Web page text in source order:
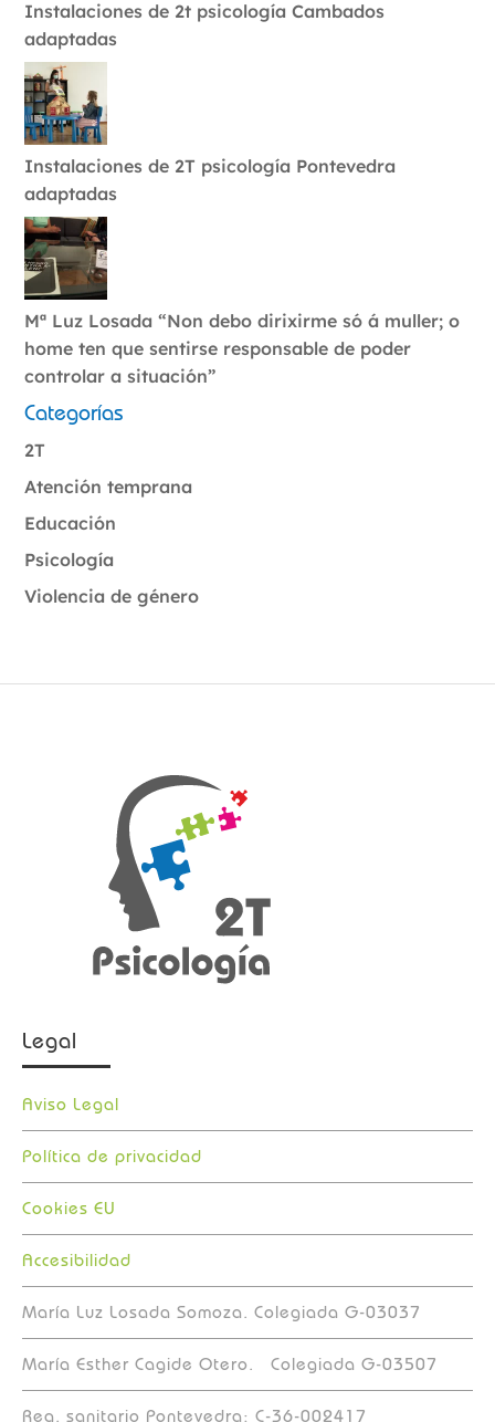
Instalaciones de 2t psicología Cambados
adaptadas
Instalaciones de 2T psicología Pontevedra
adaptadas
Mª Luz Losada “Non debo dirixirme só á muller; o
home ten que sentirse responsable de poder
controlar a situación”
Categorías
2T
Atención temprana
Educación
Psicología
Violencia de género
Legal
Aviso Legal
Política de privacidad
Cookies EU
Accesibilidad
María Luz Losada Somoza. Colegiada G-03037
María Esther Cagide Otero. Colegiada G-03507
Reg. sanitario Pontevedra: C-36-002417